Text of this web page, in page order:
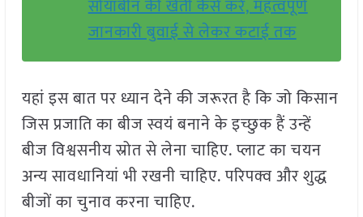
सोयाबीन की खेती कैसे करें, महत्वपूर्ण
जानकारी बुवाई से लेकर कटाई तक
यहां इस बात पर ध्यान देने की जरूरत है कि जो किसान
जिस प्रजाति का बीज स्वयं बनाने के इच्छुक हैं उन्हें
बीज विश्वसनीय स्रोत से लेना चाहिए. प्लाट का चयन
अन्य सावधानियां भी रखनी चाहिए. परिपक्व और शुद्ध
बीजों का चुनाव करना चाहिए.